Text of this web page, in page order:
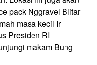
pack Nggravel Blitar
masa kecil Ir
Presiden RI
makam Bung